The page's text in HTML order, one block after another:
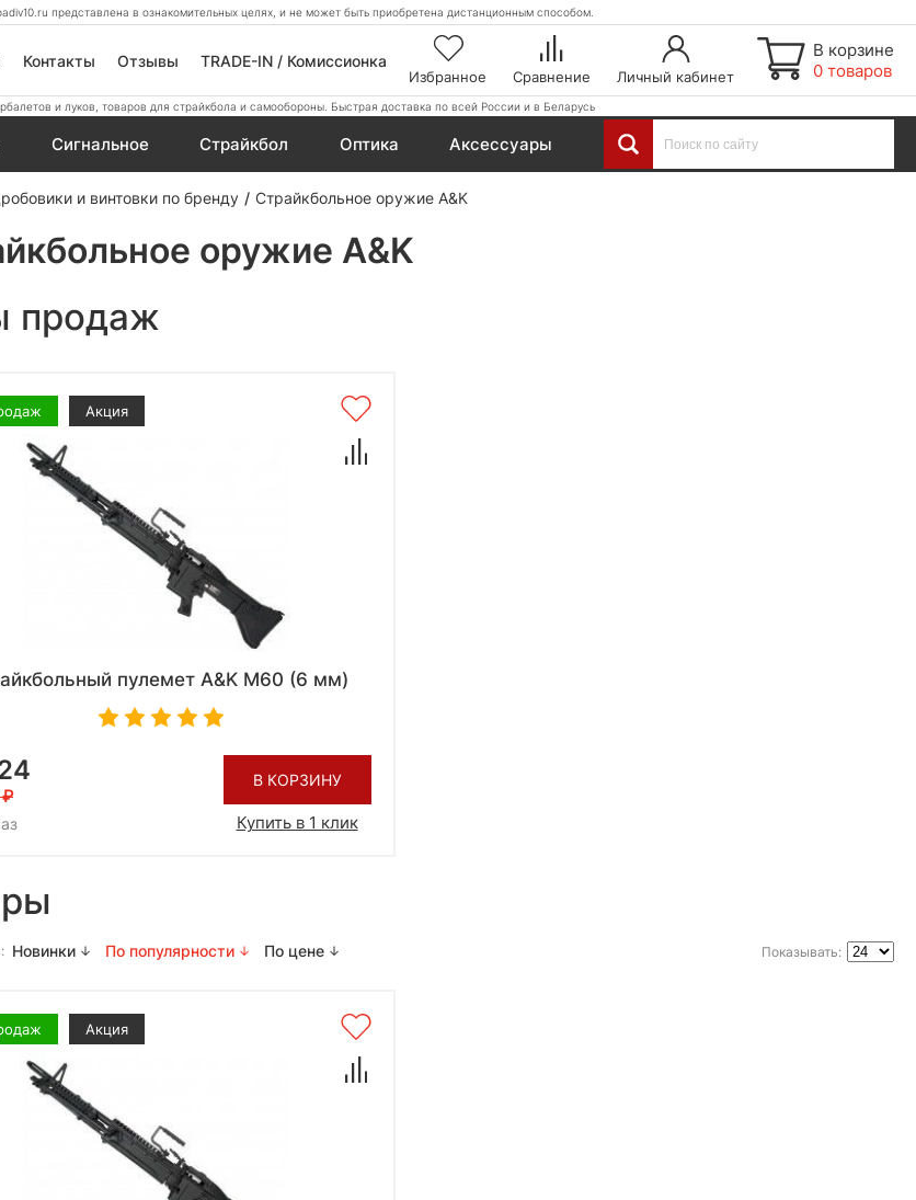
представлена в ознакомительных целях, и не может быть приобретена дистанционным способом.
Контакты Отзывы TRADE-IN / Комиссионка
Избранное Сравнение Личный кабинет
В корзине
0 товаров
и луков, товаров для страйкбола и самообороны. Быстрая доставка по всей России и в Беларусь
Сигнальное Страйкбол Оптика Аксессуары
и винтовки по бренду Страйкбольное оружие A&K
оружие A&K
продаж
Акция
пулемет A&K M60 (6 мм)
В КОРЗИНУ
Купить в 1 клик
Новинки По популярности По цене Показывать:
Акция